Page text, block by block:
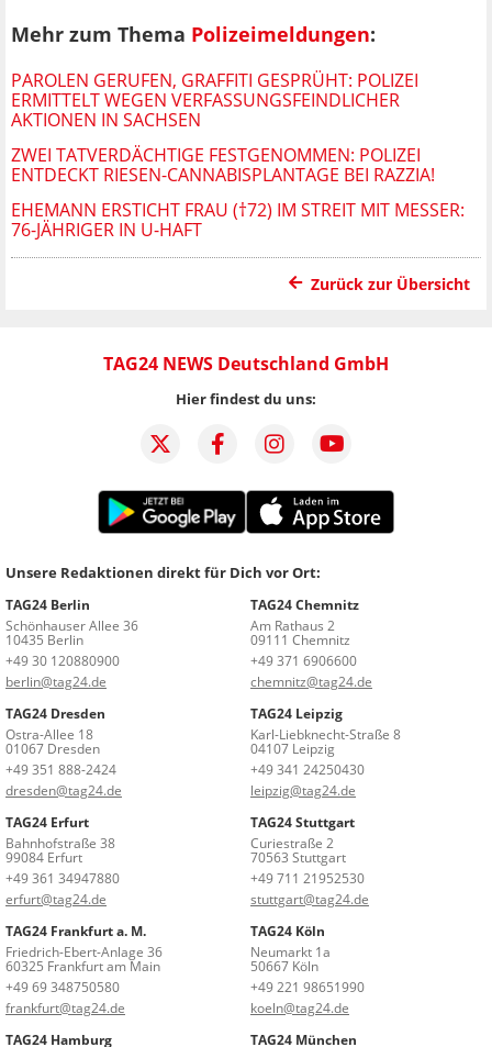
Mehr zum Thema Polizeimeldungen:
PAROLEN GERUFEN, GRAFFITI GESPRÜHT: POLIZEI
ERMITTELT WEGEN VERFASSUNGSFEINDLICHER
AKTIONEN IN SACHSEN
ZWEI TATVERDÄCHTIGE FESTGENOMMEN: POLIZEI
ENTDECKT RIESEN-CANNABISPLANTAGE BEI RAZZIA!
EHEMANN ERSTICHT FRAU (†72) IM STREIT MIT MESSER:
76-JÄHRIGER IN U-HAFT
Zurück zur Übersicht
TAG24 NEWS Deutschland GmbH
Hier findest du uns:
Unsere Redaktionen direkt für Dich vor Ort:
TAG24 Berlin
Schönhauser Allee 36
10435 Berlin
+49 30 120880900
berlin@tag24.de
TAG24 Chemnitz
Am Rathaus 2
09111 Chemnitz
+49 371 6906600
chemnitz@tag24.de
TAG24 Dresden
Ostra-Allee 18
01067 Dresden
+49 351 888-2424
dresden@tag24.de
TAG24 Leipzig
Karl-Liebknecht-Straße 8
04107 Leipzig
+49 341 24250430
leipzig@tag24.de
TAG24 Erfurt
Bahnhofstraße 38
99084 Erfurt
+49 361 34947880
erfurt@tag24.de
TAG24 Stuttgart
Curiestraße 2
70563 Stuttgart
+49 711 21952530
stuttgart@tag24.de
TAG24 Frankfurt a. M.
Friedrich-Ebert-Anlage 36
60325 Frankfurt am Main
+49 69 348750580
frankfurt@tag24.de
TAG24 Köln
Neumarkt 1a
50667 Köln
+49 221 98651990
koeln@tag24.de
TAG24 Hamburg
TAG24 München